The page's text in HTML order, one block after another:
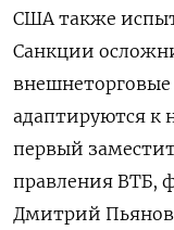
США также
Санкции
адаптируются к
первый
правления ВТБ,
Дмитрий